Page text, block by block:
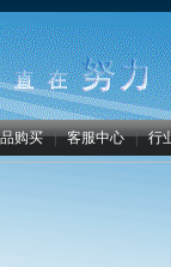
购买 | 客服中心 | 行